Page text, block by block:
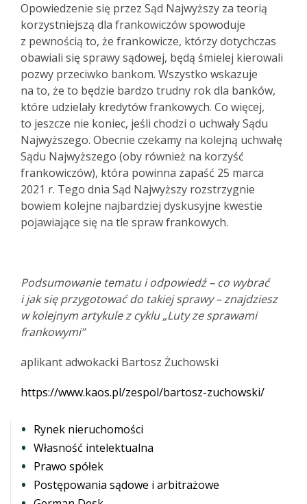
Opowiedzenie się przez Sąd Najwyższy za teorią
korzystniejszą dla frankowiczów spowoduje
z pewnością to, że frankowicze, którzy dotychczas
obawiali się sprawy sądowej, będą śmielej kierowali
pozwy przeciwko bankom. Wszystko wskazuje
na to, że to będzie bardzo trudny rok dla banków,
które udzielały kredytów frankowych. Co więcej,
to jeszcze nie koniec, jeśli chodzi o uchwały Sądu
Najwyższego. Obecnie czekamy na kolejną uchwałę
Sądu Najwyższego (oby również na korzyść
frankowiczów), która powinna zapaść 25 marca
2021 r. Tego dnia Sąd Najwyższy rozstrzygnie
bowiem kolejne najbardziej dyskusyjne kwestie
pojawiające się na tle spraw frankowych.
Podsumowanie tematu i odpowiedź – co wybrać
i jak się przygotować do takiej sprawy – znajdziesz
w kolejnym artykule z cyklu „Luty ze sprawami
frankowymi”
aplikant adwokacki Bartosz Żuchowski
https://www.kaos.pl/zespol/bartosz-zuchowski/
Rynek nieruchomości
Własność intelektualna
Prawo spółek
Postępowania sądowe i arbitrażowe